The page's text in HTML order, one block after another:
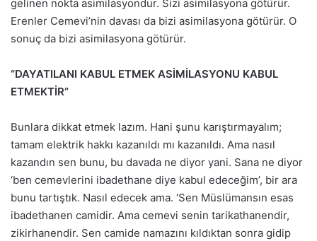
gelinen nokta asimilasyondur. Sizi asimilasyona götürür.
Erenler Cemevi’nin davası da bizi asimilasyona götürür. O
sonuç da bizi asimilasyona götürür.
“DAYATILANI KABUL ETMEK ASİMİLASYONU KABUL
ETMEKTİR”
Bunlara dikkat etmek lazım. Hani şunu karıştırmayalım;
tamam elektrik hakkı kazanıldı mı kazanıldı. Ama nasıl
kazandın sen bunu, bu davada ne diyor yani. Sana ne diyor
‘ben cemevlerini ibadethane diye kabul edeceğim’, bir ara
bunu tartıştık. Nasıl edecek ama. ‘Sen Müslümansın esas
ibadethanen camidir. Ama cemevi senin tarikathanendir,
zikirhanendir. Sen camide namazını kıldıktan sonra gidip